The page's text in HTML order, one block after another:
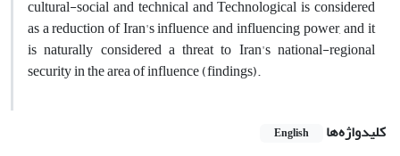
cultural-social and technical and Technological is considered
as a reduction of Iran's influence and influencing power, and it
is naturally considered a threat to Iran's national-regional
security in the area of influence (findings).
کلیدواژه‌ها English